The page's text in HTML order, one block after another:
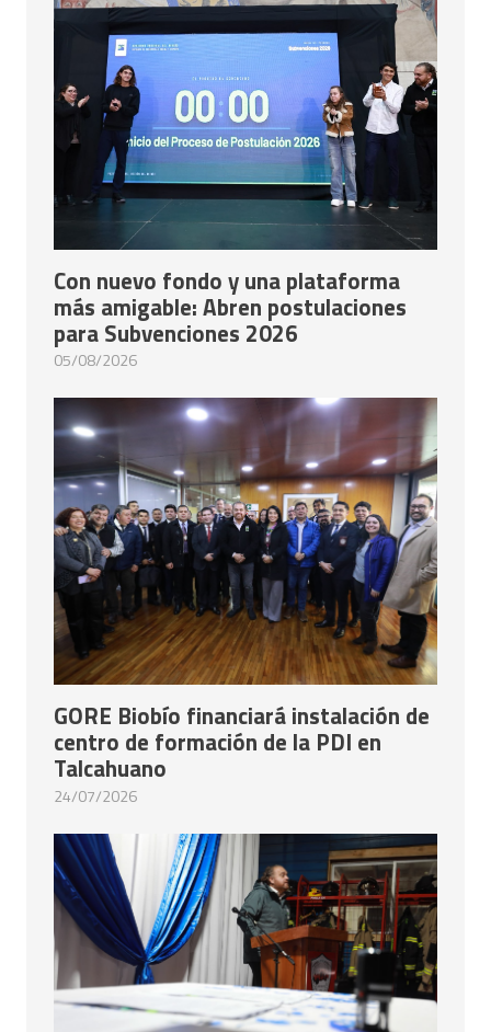
Con nuevo fondo y una plataforma
más amigable: Abren postulaciones
para Subvenciones 2026
05/08/2026
GORE Biobío financiará instalación de
centro de formación de la PDI en
Talcahuano
24/07/2026